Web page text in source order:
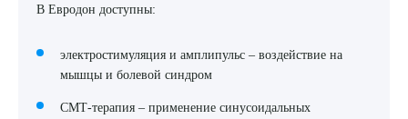
В Евродон доступны:
электростимуляция и амплипульс – воздействие на
мышцы и болевой синдром
СМТ-терапия – применение синусоидальных